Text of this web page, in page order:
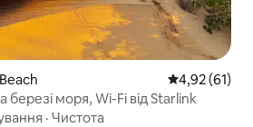
Середня
4,92 (61)
березі моря, Wi-Fi від Starlink
· Чистота